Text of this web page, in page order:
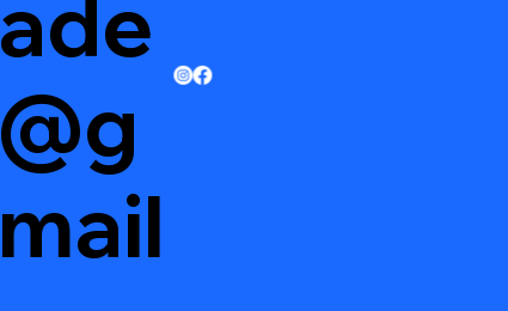
ade
@g
mail